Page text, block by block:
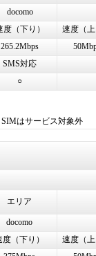
docomo
度（下り）
速度（
265.2Mbps
SMS対応
○
はサービス対象外
エリア
docomo
度（下り）
速度（